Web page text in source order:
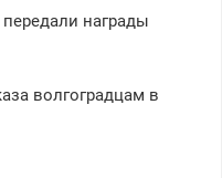
награды
волгоградцам в